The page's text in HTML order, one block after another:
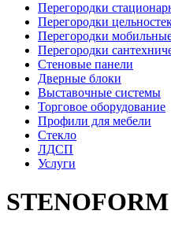
Перегородки
Перегородки
Перегородки
Перегородки
Стеновые панели
Дверные блоки
Выставочные системы
Торговое оборудование
Профили для мебели
Стекло
ЛДСП
Услуги